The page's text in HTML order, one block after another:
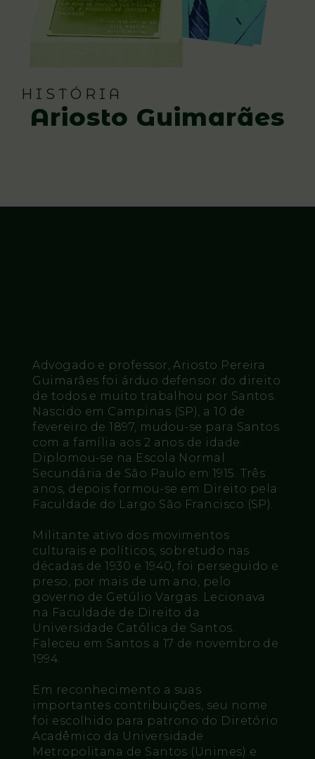
HISTÓRIA
Ariosto Guimarães
Advogado e professor, Ariosto Pereira
Guimarães foi árduo defensor do direito
de todos e muito trabalhou por Santos.
Nascido em Campinas (SP), a 10 de
fevereiro de 1897, mudou-se para Santos
com a família aos 2 anos de idade.
Diplomou-se na Escola Normal
Secundária de São Paulo em 1915. Três
anos, depois formou-se em Direito pela
Faculdade do Largo São Francisco (SP).
Militante ativo dos movimentos
culturais e políticos, sobretudo nas
décadas de 1930 e 1940, foi perseguido e
preso, por mais de um ano, pelo
governo de Getúlio Vargas. Lecionava
na Faculdade de Direito da
Universidade Católica de Santos.
Faleceu em Santos a 17 de novembro de
1994.
Em reconhecimento a suas
importantes contribuições, seu nome
foi escolhido para patrono do Diretório
Acadêmico da Universidade
Metropolitana de Santos (Unimes) e